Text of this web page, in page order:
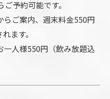
予約可能です。
ご案内、週末料金550円
ます。
人様550円（飲み放題込